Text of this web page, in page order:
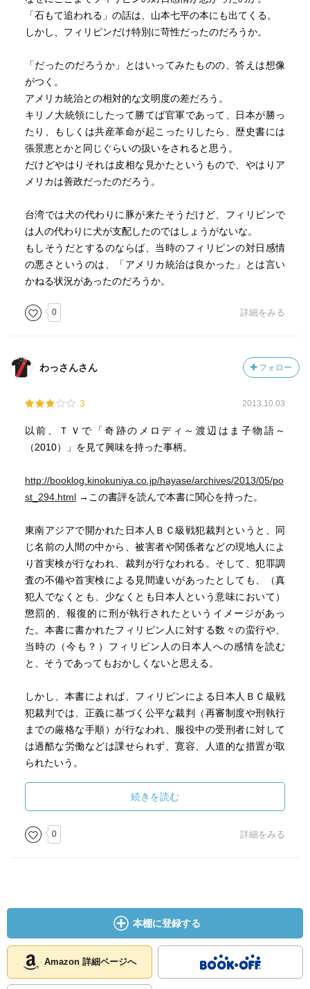
「石もて追われる」の話は、山本七平の本にも出てくる。
しかし、フィリピンだけ特別に苛性だったのだろうか。
「だったのだろうか」とはいってみたものの、答えは想像
がつく。
アメリカ統治との相対的な文明度の差だろう。
キリノ大統領にしたって勝てば官軍であって、日本が勝っ
たり、もしくは共産革命が起こったりしたら、歴史書には
張景恵とかと同じぐらいの扱いをされると思う。
だけどやはりそれは皮相な見かたというもので、やはりア
メリカは善政だったのだろう。
台湾では犬の代わりに豚が来たそうだけど、フィリピンで
は人の代わりに犬が支配したのではしょうがないな。
もしそうだとするのならば、当時のフィリピンの対日感情
の悪さというのは、「アメリカ統治は良かった」とは言い
かねる状況があったのだろうか。
0 詳細をみる
わっさんさん フォロー
3 2013.10.03
以前、ＴＶで「奇跡のメロディ～渡辺はま子物語～
（2010）」を見て興味を持った事柄。
http://booklog.kinokuniya.co.jp/hayase/archives/2013/05/po
st_294.html→この書評を読んで本書に関心を持った。
東南アジアで開かれた日本人ＢＣ級戦犯裁判というと、同
じ名前の人間の中から、被害者や関係者などの現地人によ
り首実検が行なわれ、裁判が行なわれる。そして、犯罪調
査の不備や首実検による見間違いがあったとしても、（真
犯人でなくとも、少なくとも日本人という意味において）
懲罰的、報復的に刑が執行されたというイメージがあっ
た。本書に書かれたフィリピン人に対する数々の蛮行や、
当時の（今も？）フィリピン人の日本人への感情を読む
と、そうであってもおかしくないと思える。
しかし、本書によれば、フィリピンによる日本人ＢＣ級戦
犯裁判では、正義に基づく公平な裁判（再審制度や刑執行
までの厳格な手順）が行なわれ、服役中の受刑者に対して
は過酷な労働などは課せられず、寛容、人道的な措置が取
られたいう。
それゆえ、東アジアにおける共産勢力の拡大が、アメリカ
の対フィリピン、対日本政策を変化させてしまい、それに
甘えるかのようにして、日本人ＢＣ級戦犯の恩赦、釈放を
うながしてしまったことは、日本の戦争加害者責任をあい
みの連鎖を断ち切るために「赦し」を選択した旨を伝え
た。大統領として、比日両国の友好関係を築くため、被害
者（フィリピン側）が譲歩する努力を他者（日本側）に示
し、彼らの応答に期待と信頼を寄せたのである。キリノは
続きを読む
0 詳細をみる
本棚に登録する
Amazon 詳細ページへ